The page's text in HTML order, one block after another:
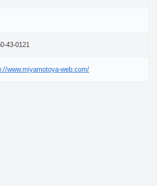
43-0121
www.miyamotoya-web.com/